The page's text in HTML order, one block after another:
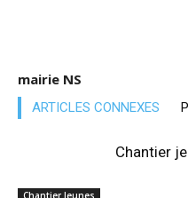
mairie NS
ARTICLES CONNEXES
Chantier Jeunes
Chantier